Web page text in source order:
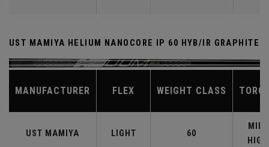
UST MAMIYA HELIUM NANOCORE IP 60 HYB/IR GRAPHITE
MANUFACTURER FLEX WEIGHT CLASS
UST MAMIYA LIGHT 60
MID-
HIGH